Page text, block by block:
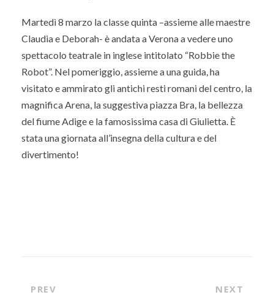
Martedì 8 marzo la classe quinta –assieme alle maestre
Claudia e Deborah- è andata a Verona a vedere uno
spettacolo teatrale in inglese intitolato “Robbie the
Robot”. Nel pomeriggio, assieme a una guida, ha
visitato e ammirato gli antichi resti romani del centro, la
magnifica Arena, la suggestiva piazza Bra, la bellezza
del fiume Adige e la famosissima casa di Giulietta. È
stata una giornata all’insegna della cultura e del
divertimento!
PREV NEXT